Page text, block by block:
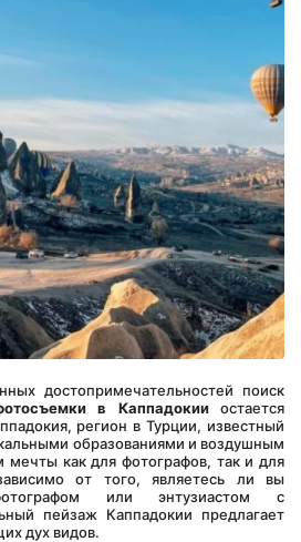
в Каппадокии остается
регион в Турции, известный
мечты как для фотографов, так и для
от того, являетесь ли вы
или энтузиастом с
пейзаж Каппадокии предлагает
дух видов.